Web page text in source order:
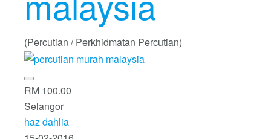
(Percutian / Perkhidmatan Percutian)
RM 100.00
Selangor
haz dahlia